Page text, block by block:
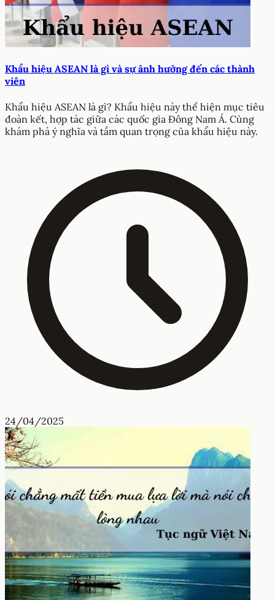
Khẩu hiệu ASEAN là gì và sự ảnh hưởng đến các thành
viên
Khẩu hiệu ASEAN là gì? Khẩu hiệu này thể hiện mục tiêu
đoàn kết, hợp tác giữa các quốc gia Đông Nam Á. Cùng
khám phá ý nghĩa và tầm quan trọng của khẩu hiệu này.
24/04/2025